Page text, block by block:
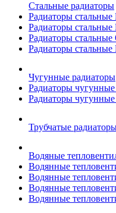
Стальные радиаторы
Радиаторы стальные
Радиаторы
Радиаторы
Радиаторы
Чугунные радиаторы
Радиаторы
Радиаторы
Трубчатые
Водяные
Водянные
Водянные
Водянные
Водянные